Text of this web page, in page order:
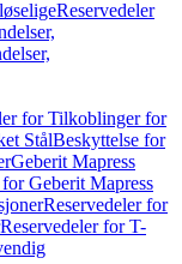
Reservedeler
for Tilkoblinger for
StålBeskyttelse for
Geberit Mapress
Geberit Mapress
Reservedeler for
Reservedeler for T-